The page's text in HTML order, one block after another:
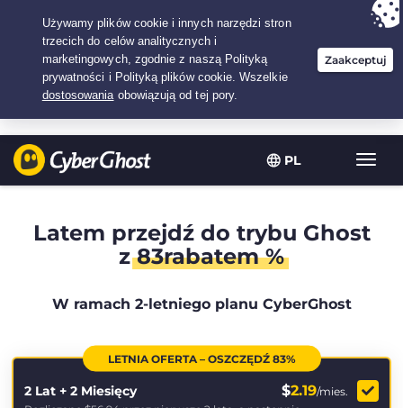
PL
Twój wybór:Najlepsza umowana2.1666666666667-lat w$
/miesiąc
Latem przejdź do trybu Ghost
z83rabatem %
W ramach 2-letniego planu CyberGhost
LETNIA OFERTA – OSZCZĘDŹ 83%
2 Lat + 2 Miesięcy $2.19/mies.